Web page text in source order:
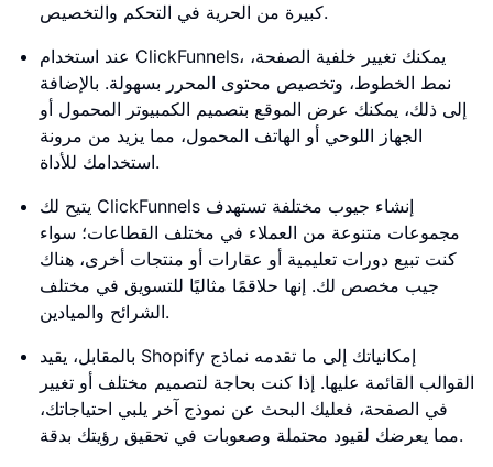
كبيرة من الحرية في التحكم والتخصيص.
عند استخدام ClickFunnels، يمكنك تغيير خلفية الصفحة،
نمط الخطوط، وتخصيص محتوى المحرر بسهولة. بالإضافة
إلى ذلك، يمكنك عرض الموقع بتصميم الكمبيوتر المحمول أو
الجهاز اللوحي أو الهاتف المحمول، مما يزيد من مرونة
استخدامك للأداة.
يتيح لك ClickFunnels إنشاء جيوب مختلفة تستهدف
مجموعات متنوعة من العملاء في مختلف القطاعات؛ سواء
كنت تبيع دورات تعليمية أو عقارات أو منتجات أخرى، هناك
جيب مخصص لك. إنها حلاقمًا مثاليًا للتسويق في مختلف
الشرائح والميادين.
بالمقابل، يقيد Shopify إمكانياتك إلى ما تقدمه نماذج
القوالب القائمة عليها. إذا كنت بحاجة لتصميم مختلف أو تغيير
في الصفحة، فعليك البحث عن نموذج آخر يلبي احتياجاتك،
مما يعرضك لقيود محتملة وصعوبات في تحقيق رؤيتك بدقة.